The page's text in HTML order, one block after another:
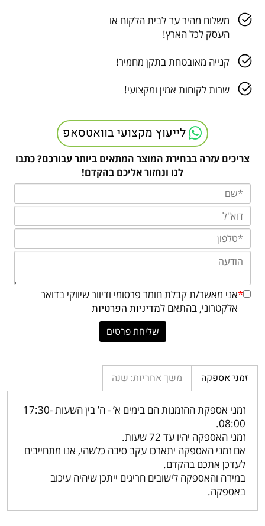
משלוח מהיר עד לבית הלקוח או
העסק לכל הארץ!
קנייה מאובטחת בתקן מחמיר!
שרות לקוחות אמין ומקצועי!
לייעוץ מקצועי בוואטסאפ
צריכים עזרה בבחירת המוצר המתאים ביותר עבורכם? כתבו
לנו ונחזור אליכם בהקדם!
*אני מאשר/ת קבלת חומר פרסומי ודיוור שיווקי בדואר
אלקטרוני, בהתאם למדיניות הפרטיות
זמני אספקה משך אחריות: שנה
זמני אספקת ההזמנות הם בימים א’ - ה’ בין השעות 17:30-
08:00.
זמני האספקה יהיו עד 72 שעות.
אם זמני האספקה יתארכו עקב סיבה כלשהי, אנו מתחייבים
לעדכן אתכם בהקדם.
במידה והאספקה לישובים חריגים ייתכן שיהיה עיכוב
באספקה.